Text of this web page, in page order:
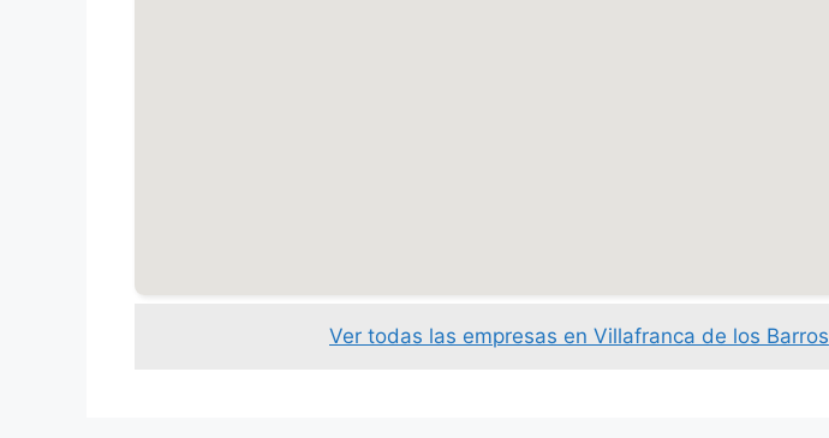
Ver todas las empresas en Villafranca de los Barros